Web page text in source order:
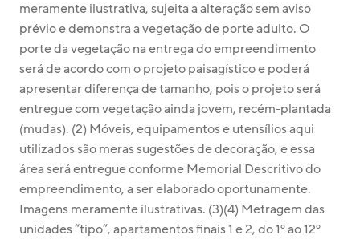
meramente ilustrativa, sujeita a alteração sem aviso
prévio e demonstra a vegetação de porte adulto. O
porte da vegetação na entrega do empreendimento
será de acordo com o projeto paisagístico e poderá
apresentar diferença de tamanho, pois o projeto será
entregue com vegetação ainda jovem, recém-plantada
(mudas). (2) Móveis, equipamentos e utensílios aqui
utilizados são meras sugestões de decoração, e essa
área será entregue conforme Memorial Descritivo do
empreendimento, a ser elaborado oportunamente.
Imagens meramente ilustrativas. (3)(4) Metragem das
unidades “tipo”, apartamentos finais 1 e 2, do 1º ao 12º